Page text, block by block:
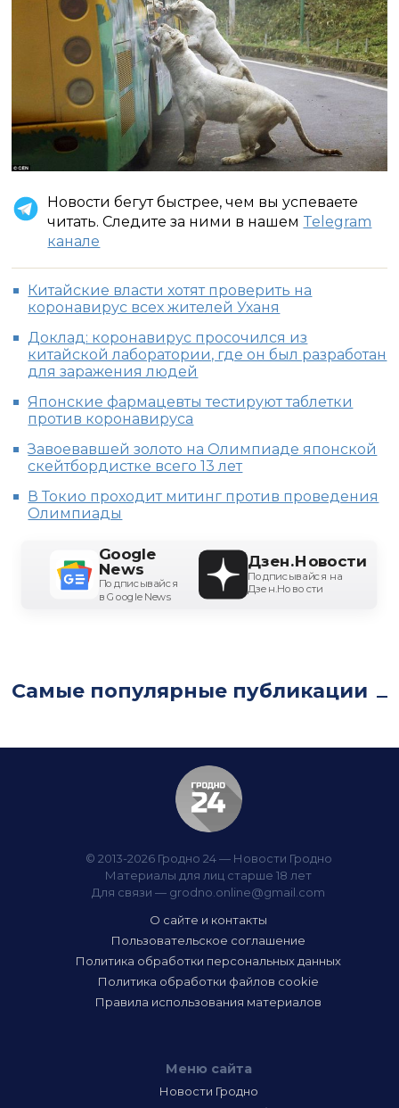
Новости бегут быстрее, чем вы успеваете
читать. Следите за ними в нашем Telegram
канале
Китайские власти хотят проверить на
коронавирус всех жителей Уханя
Доклад: коронавирус просочился из
китайской лаборатории, где он был разработан
для заражения людей
Японские фармацевты тестируют таблетки
против коронавируса
Завоевавшей золото на Олимпиаде японской
скейтбордистке всего 13 лет
В Токио проходит митинг против проведения
Олимпиады
Google
News
Подписывайся
в Google News
Дзен.Новости
Подписывайся на
Дзен.Новости
Самые популярные публикации
© 2013-2026 Гродно 24 — Новости Гродно
Материалы для лиц старше 18 лет
Для связи — grodno.online@gmail.com
О сайте и контакты
Пользовательское соглашение
Политика обработки персональных данных
Политика обработки файлов cookie
Правила использования материалов
Меню сайта
Новости Гродно